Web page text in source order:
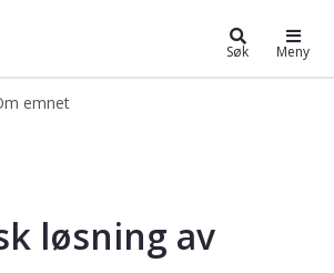
Søk Meny
emnet
løsning av
løsning av